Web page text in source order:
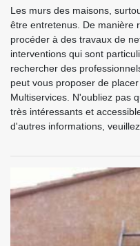
Les murs des maisons,
être entretenus. De manière
procéder à des travaux de
interventions qui sont
rechercher des
peut vous proposer de
Multiservices. N'oubliez pas
très intéressants et
d'autres informations,